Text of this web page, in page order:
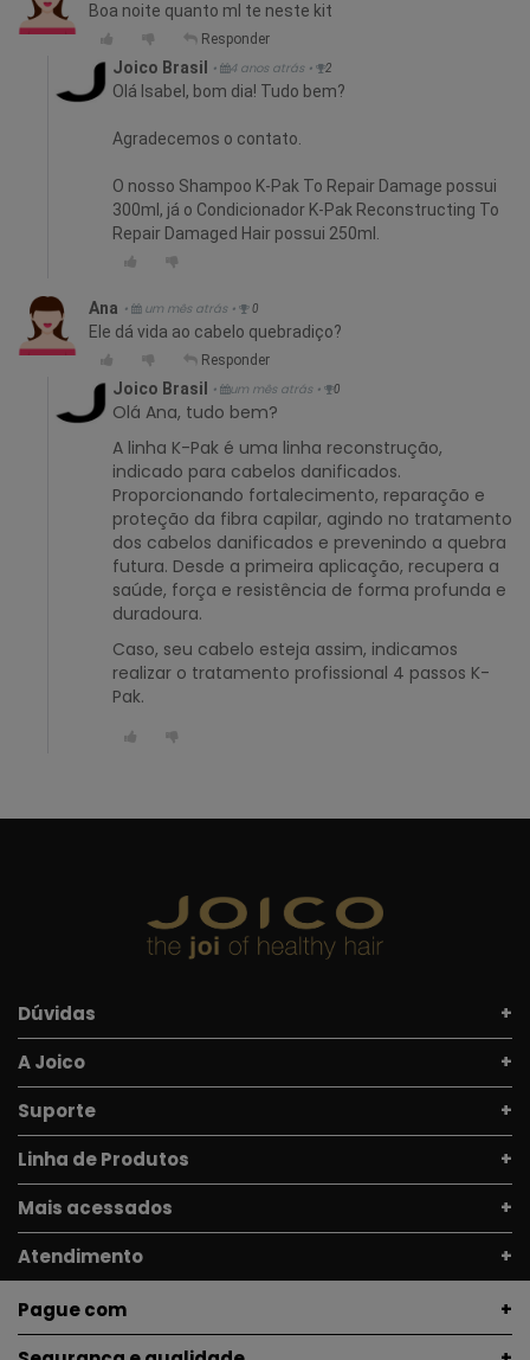
Boa noite quanto ml te neste kit
Responder
Joico Brasil • 4 anos atrás • 2
Olá Isabel, bom dia! Tudo bem?
Agradecemos o contato.
O nosso Shampoo K-Pak To Repair Damage possui
300ml, já o Condicionador K-Pak Reconstructing To
Repair Damaged Hair possui 250ml.
Ana • um mês atrás • 0
Ele dá vida ao cabelo quebradiço?
Responder
Joico Brasil • um mês atrás • 0
Olá Ana, tudo bem?
A linha K-Pak é uma linha reconstrução,
indicado para cabelos danificados.
Proporcionando fortalecimento, reparação e
proteção da fibra capilar, agindo no tratamento
dos cabelos danificados e prevenindo a quebra
futura. Desde a primeira aplicação, recupera a
saúde, força e resistência de forma profunda e
duradoura.
Caso, seu cabelo esteja assim, indicamos
realizar o tratamento profissional 4 passos K-
Pak.
Dúvidas
A Joico
Suporte
Linha de Produtos
Mais acessados
Atendimento
Pague com